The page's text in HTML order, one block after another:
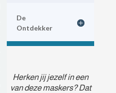
De
Ontdekker
Herken jij jezelf in een
van deze maskers? Dat